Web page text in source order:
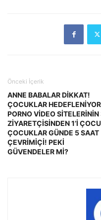
Önceki İçerik
ANNE BABALAR DİKKAT!
ÇOCUKLAR
PORNO VİDEO SİTELERİNİN
ZİYARETÇİSİNDEN 1’İ
ÇOCUKLAR GÜNDE 5 SAAT
ÇEVRİMİÇİ! PEKİ
GÜVENDELER Mİ?